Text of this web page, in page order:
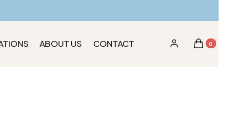
ABOUT US CONTACT Log in Products in
Cart